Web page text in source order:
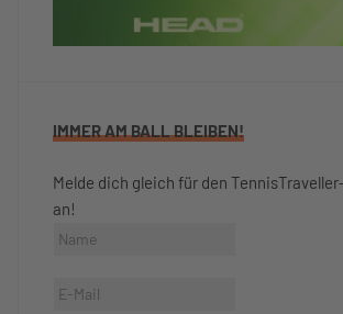
IMMER AM BALL BLEIBEN!
Melde dich gleich für den
an!